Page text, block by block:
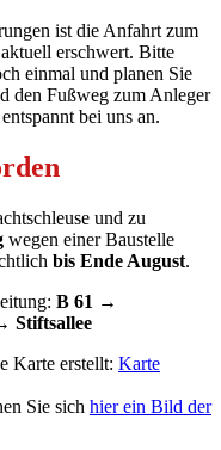
ist die Anfahrt zum
erschwert. Bitte
einmal und planen Sie
den Fußweg zum Anleger
bei uns an.
und zu
wegen einer Baustelle
bis Ende August.
B 61 →
Stiftsallee
Karte erstellt: Karte
Sie sich hier ein Bild der